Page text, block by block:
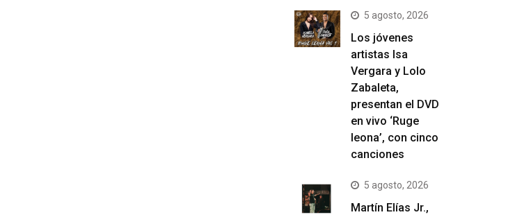
5 agosto, 2026
Los jóvenes
artistas Isa
Vergara y Lolo
Zabaleta,
presentan el DVD
en vivo ‘Ruge
leona’, con cinco
canciones
5 agosto, 2026
Martín Elías Jr.,